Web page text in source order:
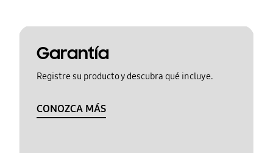
Garantía
Registre su producto y descubra qué incluye.
CONOZCA MÁS